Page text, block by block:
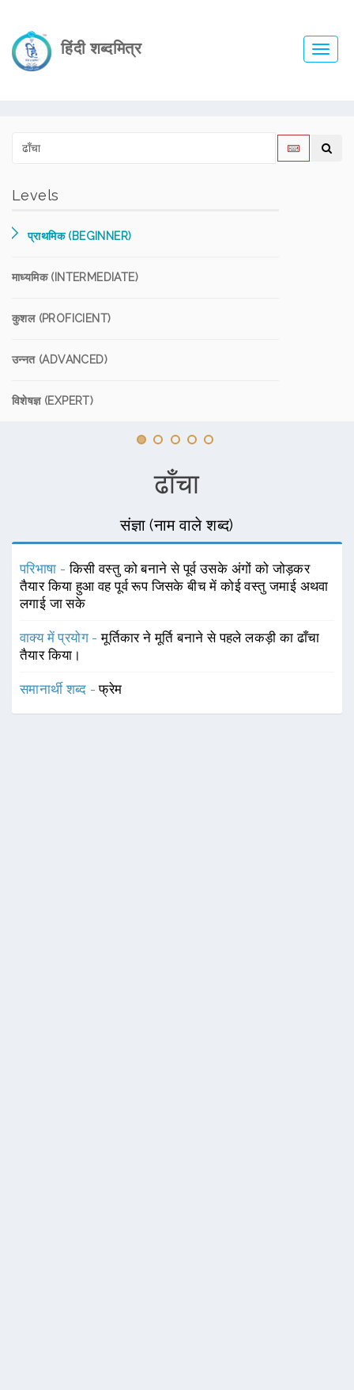
हिंदी शब्दमित्र
Levels
प्राथमिक (BEGINNER)
माध्यमिक (INTERMEDIATE)
कुशल (PROFICIENT)
उन्नत (ADVANCED)
विशेषज्ञ (EXPERT)
ढाँचा
संज्ञा (नाम वाले शब्द)
परिभाषा -किसी वस्तु को बनाने से पूर्व उसके अंगों को जोड़कर
तैयार किया हुआ वह पूर्व रूप जिसके बीच में कोई वस्तु जमाई अथवा
लगाई जा सके
वाक्य में प्रयोग -मूर्तिकार ने मूर्ति बनाने से पहले लकड़ी का ढाँचा
तैयार किया।
समानार्थी शब्द -फ्रेम